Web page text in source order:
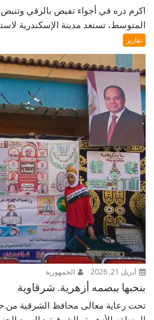
اكرم دره في أجواء تفيض بالرقي
المتوسط، تستعد مدينة الإسكندرية
تقارير
أبريل 21, 2026 الجمهورية
بنحبها ببصمه أزهرية. شرقاوية
تحت رعاية معالى محافظ الشرقية